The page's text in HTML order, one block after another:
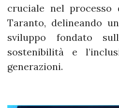
cruciale nel processo
Taranto, delineando
sviluppo fondato
sostenibilità e
generazioni.